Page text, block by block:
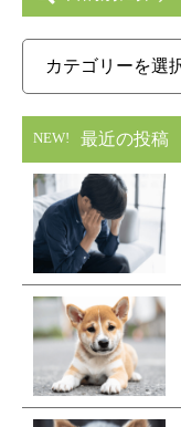
NEW! 最近の投稿